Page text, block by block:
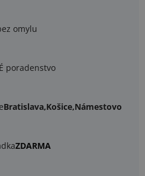
omylu
poradenstvo
Bratislava,Košice,Námestovo
ZDARMA